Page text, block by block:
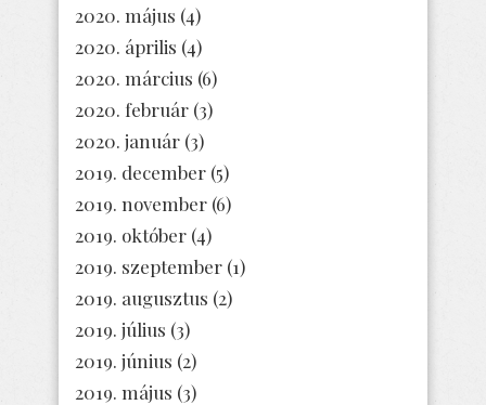
2020. május (4)
2020. április (4)
2020. március (6)
2020. február (3)
2020. január (3)
2019. december (5)
2019. november (6)
2019. október (4)
2019. szeptember (1)
2019. augusztus (2)
2019. július (3)
2019. június (2)
2019. május (3)